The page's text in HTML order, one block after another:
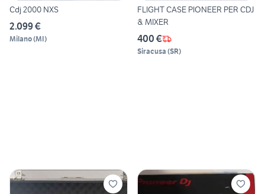
Cdj 2000 NXS
2.099 €
Milano(MI)
FLIGHT CASE PIONEER PER CDJ
& MIXER
400 €
Siracusa (SR)